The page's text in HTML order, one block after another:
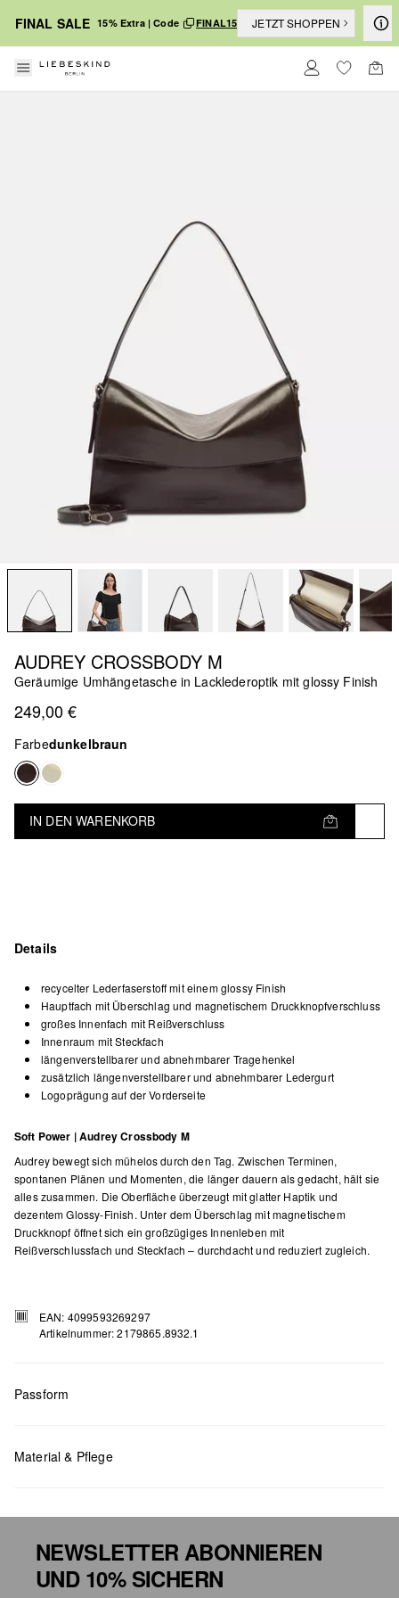
FINAL SALE 15% Extra | Code FINAL15 JETZT SHOPPEN
AUDREY CROSSBODY M
Geräumige Umhängetasche in Lacklederoptik mit glossy Finish
249,00 €
Farbedunkelbraun
IN DEN WARENKORB
Details
recycelter Lederfaserstoff mit einem glossy Finish
Hauptfach mit Überschlag und magnetischem Druckknopfverschluss
großes Innenfach mit Reißverschluss
Innenraum mit Steckfach
längenverstellbarer und abnehmbarer Tragehenkel
zusätzlich längenverstellbarer und abnehmbarer Ledergurt
Logoprägung auf der Vorderseite
Soft Power | Audrey Crossbody M
Audrey bewegt sich mühelos durch den Tag. Zwischen Terminen,
spontanen Plänen und Momenten, die länger dauern als gedacht, hält sie
alles zusammen. Die Oberfläche überzeugt mit glatter Haptik und
dezentem Glossy-Finish. Unter dem Überschlag mit magnetischem
Druckknopf öffnet sich ein großzügiges Innenleben mit
Reißverschlussfach und Steckfach – durchdacht und reduziert zugleich.
EAN: 4099593269297
Artikelnummer: 2179865.8932.1
Passform
H x B x T (cm): 22 x 35 x 11
Material & Pflege
NEWSLETTER ABONNIEREN
UND 10% SICHERN